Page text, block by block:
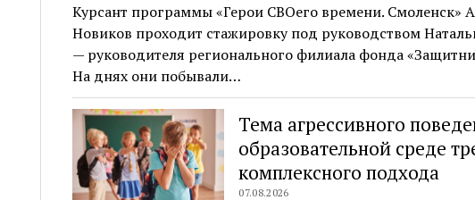
Курсант программы «Герои СВОего времени. Смоленск»
Новиков проходит стажировку под руководством
— руководителя регионального филиала фонда
На днях они побывали…
Тема агрессивного
образовательной среде
комплексного подхода
07.08.2026